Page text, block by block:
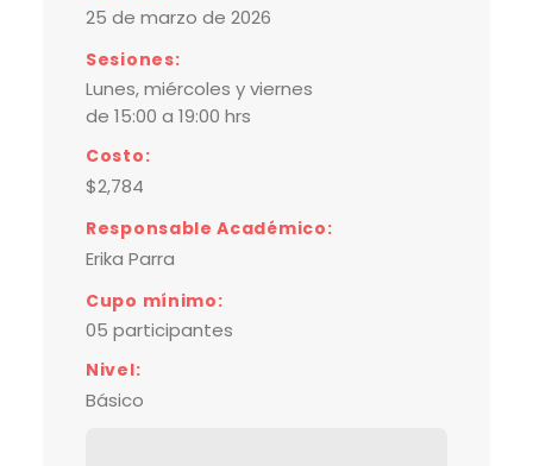
25 de marzo de 2026
Sesiones:
Lunes, miércoles y viernes
de 15:00 a 19:00 hrs
Costo:
$2,784
Responsable Académico:
Erika Parra
Cupo mínimo:
05 participantes
Nivel:
Básico